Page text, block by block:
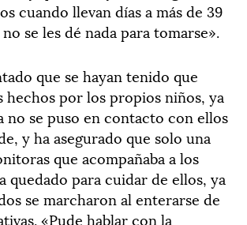
cuando llevan días a más de 39
se les dé nada para tomarse».
que se hayan tenido que
hechos por los propios niños, ya
no se puso en contacto con ellos
y ha asegurado que solo una
que acompañaba a los
quedado para cuidar de ellos, ya
se marcharon al enterarse de
«Pude hablar con la